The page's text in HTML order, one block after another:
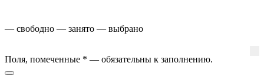
— свободно — занято — выбрано
Поля, помеченные * — обязательны к заполнению.